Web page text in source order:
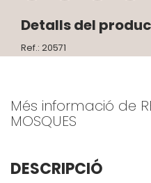
Detalls del
Ref.: 20571
Més informació de
MOSQUES
DESCRIPCIÓ